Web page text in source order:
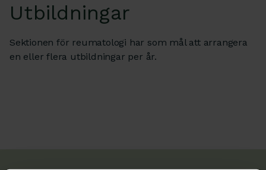
Utbildningar
Sektionen för reumatologi har som mål att arrangera
en eller flera utbildningar per år.